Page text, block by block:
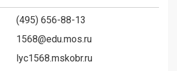
(495) 656-88-13
1568@edu.mos.ru
lyc1568.mskobr.ru